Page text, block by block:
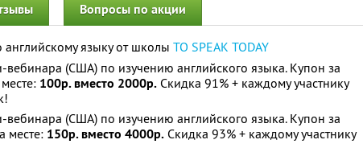
Вопросы по акции
языку от школы TO SPEAK TODAY
вебинара (США) по изучению английского языка. Купон за
100р. вместо 2000р. Скидка 91% + каждому участнику
вебинара (США) по изучению английского языка. Купон за
месте: 150р. вместо 4000р. Скидка 93% + каждому участнику